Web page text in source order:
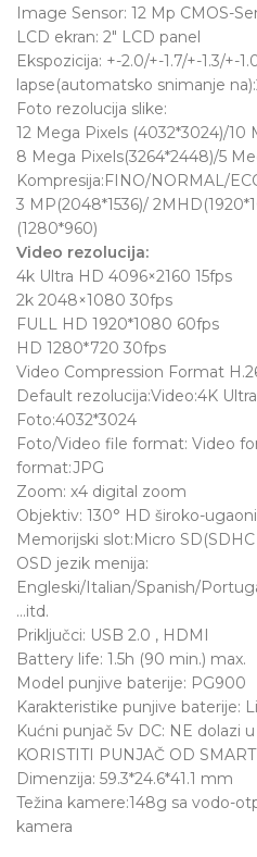
Image Sensor: 12 Mp CMOS-
LCD ekran: 2″ LCD panel
Ekspozicija: +-2.0/+-1.7/+-1.3/+-
lapse(automatsko snimanje
Foto rezolucija slike:
12 Mega Pixels (4032*3024)/10
8 Mega Pixels(3264*2448)/5
Kompresija:FINO/NORMAL/
3 MP(2048*1536)/
(1280*960)
Video rezolucija:
4k Ultra HD 4096×2160 15fps
2k 2048×1080 30fps
FULL HD 1920*1080 60fps
HD 1280*720 30fps
Video Compression Format
Default rezolucija:Video:4K
Foto:4032*3024
Foto/Video file format: Video
format:JPG
Zoom: x4 digital zoom
Objektiv: 130° HD široko-
Memorijski slot:Micro
OSD jezik menija:
Engleski/Italian/Spanish/
…itd.
Priključci: USB 2.0 , HDMI
Battery life: 1.5h (90 min.) max.
Model punjive baterije: PG900
Karakteristike punjive baterije:
Kućni punjač 5v DC: NE dolazi
KORISTITI PUNJAČ OD
Dimenzija: 59.3*24.6*41.1 mm
Težina kamere:148g sa vodo-
kamera